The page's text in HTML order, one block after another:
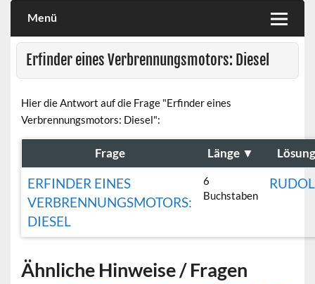
Menü
Erfinder eines Verbrennungsmotors: Diesel
Hier die Antwort auf die Frage "Erfinder eines
Verbrennungsmotors: Diesel":
Frage Länge ▼ Lösung
ERFINDER EINES
VERBRENNUNGSMOTORS:
DIESEL
6
Buchstaben
Ähnliche Hinweise / Fragen